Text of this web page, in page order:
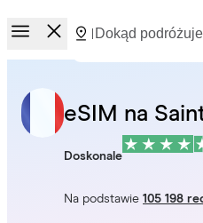
eSIM na
Doskonale
Na podstawie105 198